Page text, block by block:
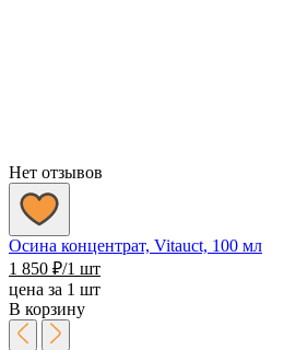
Нет отзывов
Осина концентрат, Vitauct, 100 мл
1 850 ₽/1 шт
цена за 1 шт
В корзину